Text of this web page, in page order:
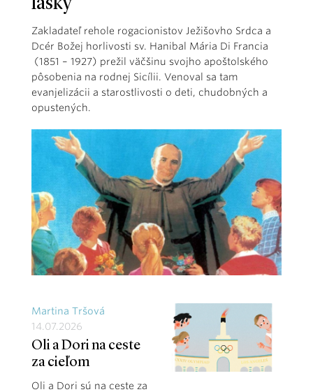
lásky
Zakladateľ rehole rogacionistov Ježišovho Srdca a
Dcér Božej horlivosti sv. Hanibal Mária Di Francia
(1851 – 1927) prežil väčšinu svojho apoštolského
pôsobenia na rodnej Sicílii. Venoval sa tam
evanjelizácii a starostlivosti o deti, chudobných a
opustených.
Martina Tršová
14.07.2026
Oli a Dori na ceste
za cieľom
Oli a Dori sú na ceste za